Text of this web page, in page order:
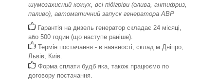
шумозахисний кожух, всі підігріви (олива, антифриз,
паливо), автоматичний запуск генератора АВР
Гарантія на дизель генератор складає 24 місяці,
або 500 годин (що наступе раніше).
Термін постачання - в наявності, склад м.Дніпро,
Львів, Киів.
Форма сплати будб яка, також працюємо по
договору постачання.